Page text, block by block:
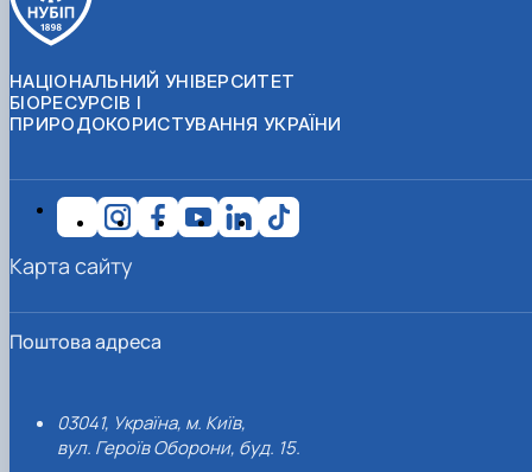
НАЦІОНАЛЬНИЙ УНІВЕРСИТЕТ
БІОРЕСУРСІВ І
ПРИРОДОКОРИСТУВАННЯ УКРАЇНИ
Поштова адреса
03041, Україна, м. Київ,
вул. Героїв Оборони, буд. 15.
Карта сайту